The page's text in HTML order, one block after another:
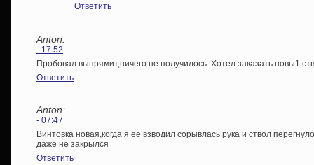
Ответить
Anton:
- 17:52
Пробовал выпрямит,ничего не получилось. Хотел заказать новы1
Ответить
Anton:
- 07:47
Винтовка новая,когда я ее взводил сорывлась рука и ствол
даже не закрылся
Ответить